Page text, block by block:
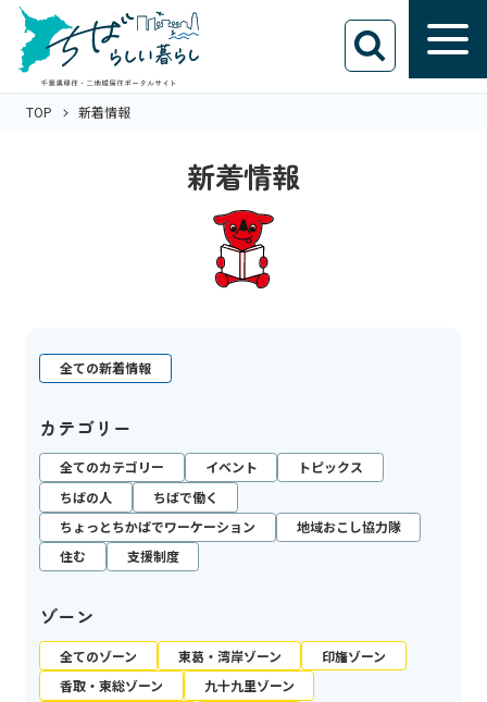
TOP 新着情報
新着情報
全ての新着情報
カテゴリー
全てのカテゴリー イベント
トピックス
ちばの人
ちばで働く
ちょっとちかばでワーケーション
地域おこし協力隊
住む
支援制度
ゾーン
全てのゾーン 東葛・湾岸ゾーン
印旛ゾーン
香取・東総ゾーン
九十九里ゾーン